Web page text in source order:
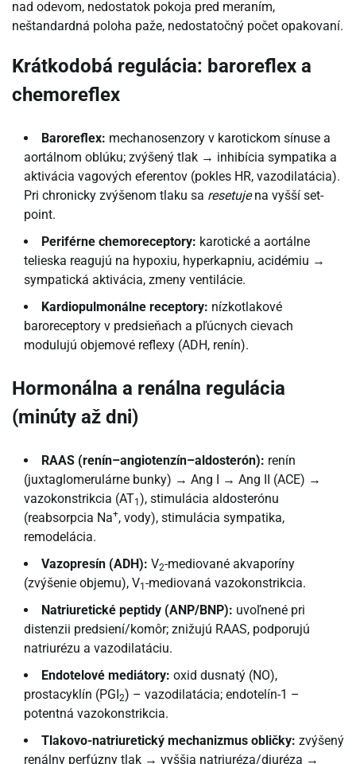
nad odevom, nedostatok pokoja pred meraním,
neštandardná poloha paže, nedostatočný počet opakovaní.
Krátkodobá regulácia: baroreflex a
chemoreflex
Baroreflex: mechanosenzory v karotickom sínuse a
aortálnom oblúku; zvýšený tlak → inhibícia sympatika a
aktivácia vagových eferentov (pokles HR, vazodilatácia).
Pri chronicky zvýšenom tlaku sa resetujena vyšší set-
point.
Periférne chemoreceptory: karotické a aortálne
telieska reagujú na hypoxiu, hyperkapniu, acidémiu →
sympatická aktivácia, zmeny ventilácie.
Kardiopulmonálne receptory: nízkotlakové
baroreceptory v predsieňach a pľúcnych cievach
modulujú objemové reflexy (ADH, renín).
Hormonálna a renálna regulácia
(minúty až dni)
RAAS (renín–angiotenzín–aldosterón): renín
(juxtaglomerulárne bunky) → Ang I → Ang II (ACE) →
vazokonstrikcia (AT1 ), stimulácia aldosterónu
(reabsorpcia Na+, vody), stimulácia sympatika,
remodelácia.
Vazopresín (ADH): V2-mediované akvaporíny
(zvýšenie objemu), V1 -mediovaná vazokonstrikcia.
Natriuretické peptidy (ANP/BNP): uvoľnené pri
distenzii predsiení/komôr; znižujú RAAS, podporujú
natriurézu a vazodilatáciu.
Endotelové mediátory: oxid dusnatý (NO),
prostacyklín (PGI 2) – vazodilatácia; endotelín-1 –
potentná vazokonstrikcia.
Tlakovo-natriuretický mechanizmus obličky: zvýšený
renálny perfúzny tlak → vyššia natriuréza/diuréza →